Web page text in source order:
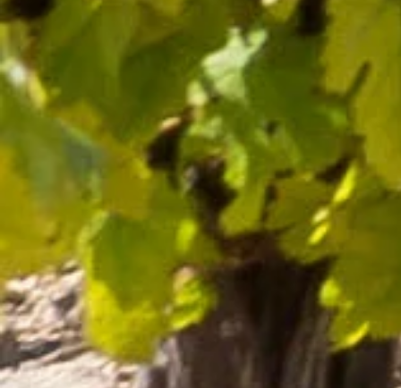
boutique
Vous pouvez vous désinscrire à tout moment. Vous trouverez pour
cela nos informations de contact dans les conditions d'utilisation du
site.
CATÉGORIES
Vins
Huiles d'olive
Nos sélections
NOTRE SOCIÉTÉ
Livraison